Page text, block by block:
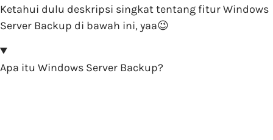
Ketahui dulu deskripsi singkat tentang fitur Windows
Server Backup di bawah ini, yaa😉
Apa itu Windows Server Backup?